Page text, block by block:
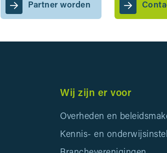
Partner worden
Wij zijn er voor
Overheden en
Kennis- en